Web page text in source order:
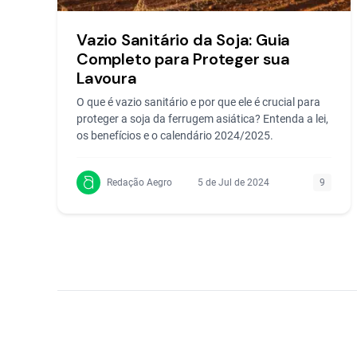
Vazio Sanitário da Soja: Guia
Completo para Proteger sua
Lavoura
O que é vazio sanitário e por que ele é crucial para
proteger a soja da ferrugem asiática? Entenda a lei,
os benefícios e o calendário 2024/2025.
Redação Aegro 5 de Jul de 2024 9